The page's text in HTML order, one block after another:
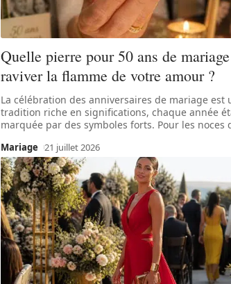
Quelle pierre pour 50 ans de
raviver la flamme de votre amour ?
La célébration des anniversaires de mariage est
tradition riche en significations, chaque année
marquée par des symboles forts. Pour les noces
Mariage 21 juillet 2026